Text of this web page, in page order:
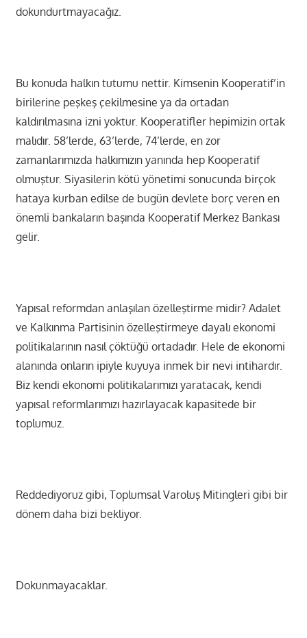
dokundurtmayacağız.
Bu konuda halkın tutumu nettir. Kimsenin Kooperatif’in
birilerine peşkeş çekilmesine ya da ortadan
kaldırılmasına izni yoktur. Kooperatifler hepimizin ortak
malıdır. 58’lerde, 63’lerde, 74’lerde, en zor
zamanlarımızda halkımızın yanında hep Kooperatif
olmuştur. Siyasilerin kötü yönetimi sonucunda birçok
hataya kurban edilse de bugün devlete borç veren en
önemli bankaların başında Kooperatif Merkez Bankası
gelir.
Yapısal reformdan anlaşılan özelleştirme midir? Adalet
ve Kalkınma Partisinin özelleştirmeye dayalı ekonomi
politikalarının nasıl çöktüğü ortadadır. Hele de ekonomi
alanında onların ipiyle kuyuya inmek bir nevi intihardır.
Biz kendi ekonomi politikalarımızı yaratacak, kendi
yapısal reformlarımızı hazırlayacak kapasitede bir
toplumuz.
Reddediyoruz gibi, Toplumsal Varoluş Mitingleri gibi bir
dönem daha bizi bekliyor.
Dokunmayacaklar.